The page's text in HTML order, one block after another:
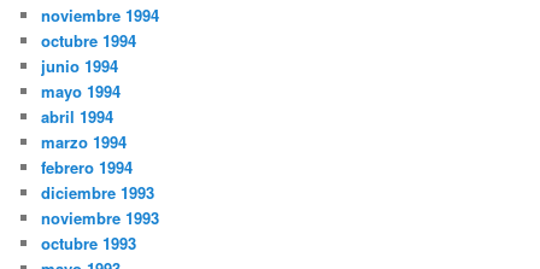
noviembre 1994
octubre 1994
junio 1994
mayo 1994
abril 1994
marzo 1994
febrero 1994
diciembre 1993
noviembre 1993
octubre 1993